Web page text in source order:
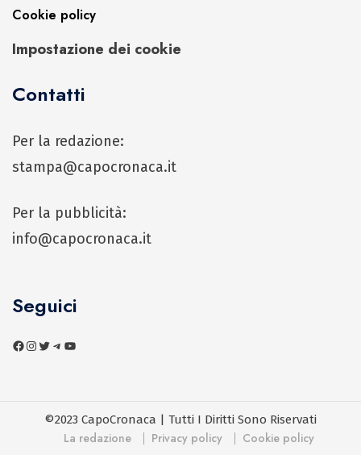
Cookie policy
Impostazione dei cookie
Contatti
Per la redazione:
stampa@capocronaca.it
Per la pubblicità:
info@capocronaca.it
Seguici
©2023 CapoCronaca | Tutti I Diritti Sono Riservati
La redazione Privacy policy Cookie policy